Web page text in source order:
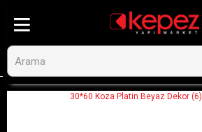
30*60 Koza Platin Beyaz Dekor (6)